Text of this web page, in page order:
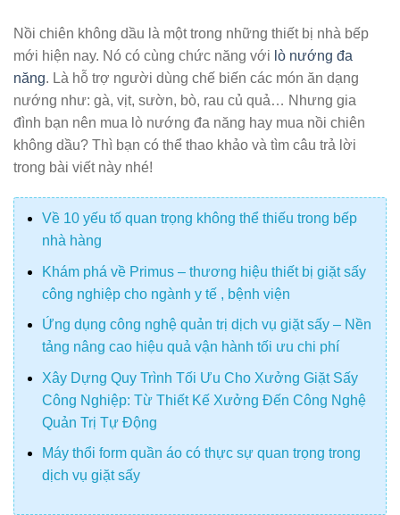
Nồi chiên không dầu là một trong những thiết bị nhà bếp
mới hiện nay. Nó có cùng chức năng với lò nướng đa
năng. Là hỗ trợ người dùng chế biến các món ăn dạng
nướng như: gà, vịt, sườn, bò, rau củ quả… Nhưng gia
đình bạn nên mua lò nướng đa năng hay mua nồi chiên
không dầu? Thì bạn có thể thao khảo và tìm câu trả lời
trong bài viết này nhé!
Về 10 yếu tố quan trọng không thể thiếu trong bếp
nhà hàng
Khám phá về Primus – thương hiệu thiết bị giặt sấy
công nghiệp cho ngành y tế , bệnh viện
Ứng dụng công nghệ quản trị dịch vụ giặt sấy – Nền
tảng nâng cao hiệu quả vận hành tối ưu chi phí
Xây Dựng Quy Trình Tối Ưu Cho Xưởng Giặt Sấy
Công Nghiệp: Từ Thiết Kế Xưởng Đến Công Nghệ
Quản Trị Tự Động
Máy thổi form quần áo có thực sự quan trọng trong
dịch vụ giặt sấy